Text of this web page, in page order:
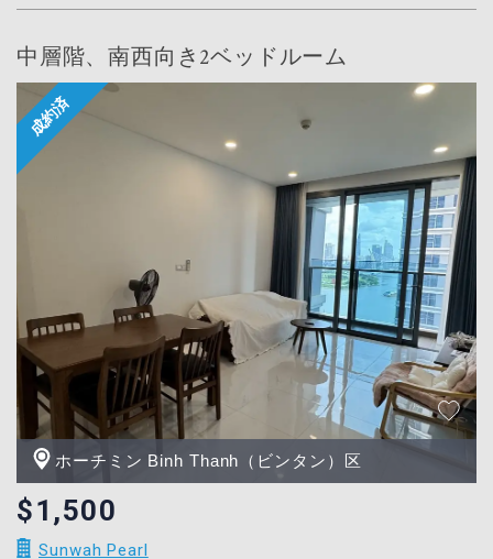
中層階、南西向き2ベッドルーム
ホーチミン Binh Thanh（ビンタン）区
$1,500
Sunwah Pearl